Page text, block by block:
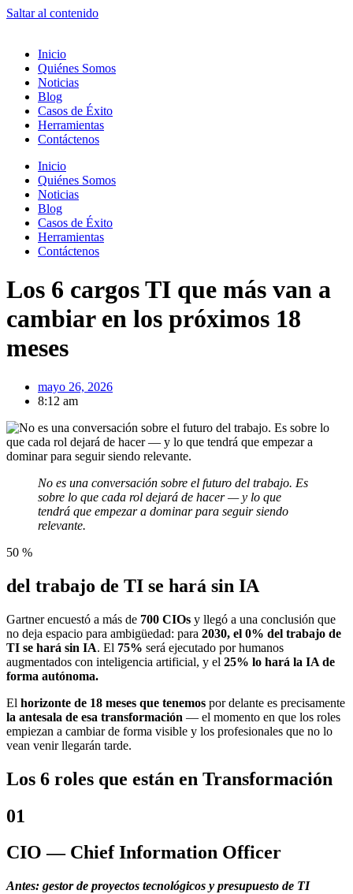
Saltar al contenido
Inicio
Quiénes Somos
Noticias
Blog
Casos de Éxito
Herramientas
Contáctenos
Inicio
Quiénes Somos
Noticias
Blog
Casos de Éxito
Herramientas
Contáctenos
Los 6 cargos TI que más van a
cambiar en los próximos 18
meses
mayo 26, 2026
8:12 am
No es una conversación sobre el futuro del trabajo. Es
sobre lo que cada rol dejará de hacer — y lo que
tendrá que empezar a dominar para seguir siendo
relevante.
50 %
del trabajo de TI se hará sin IA
Gartner encuestó a más de 700 CIOs y llegó a una conclusión que
no deja espacio para ambigüedad: para 2030, el 0% del trabajo de
TI se hará sin IA. El 75% será ejecutado por humanos
augmentados con inteligencia artificial, y el 25% lo hará la IA de
forma autónoma.
El horizonte de 18 meses que tenemos por delante es precisamente
la antesala de esa transformación — el momento en que los roles
empiezan a cambiar de forma visible y los profesionales que no lo
vean venir llegarán tarde.
Los 6 roles que están en Transformación
01
CIO — Chief Information Officer
Antes: gestor de proyectos tecnológicos y presupuesto de TI